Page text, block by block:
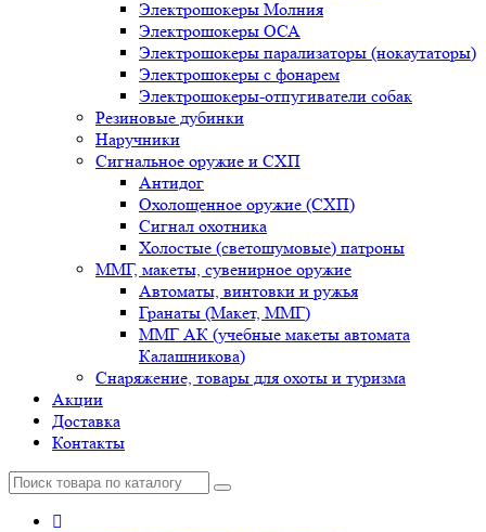
Электрошокеры Молния
Электрошокеры ОСА
Электрошокеры парализаторы (нокаутаторы)
Электрошокеры с фонарем
Электрошокеры-отпугиватели собак
Резиновые дубинки
Наручники
Сигнальное оружие и СХП
Антидог
Охолощенное оружие (СХП)
Сигнал охотника
Холостые (светошумовые) патроны
ММГ, макеты, сувенирное оружие
Автоматы, винтовки и ружья
Гранаты (Макет, ММГ)
ММГ АК (учебные макеты автомата
Калашникова)
Снаряжение, товары для охоты и туризма
Акции
Доставка
Контакты